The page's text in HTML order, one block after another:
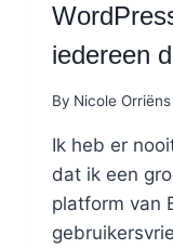
iedereen
By Nicole Orriëns
Ik heb er
dat ik een
platform van